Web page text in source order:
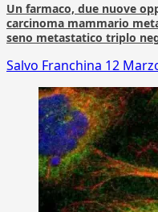
Un farmaco, due nuove
carcinoma mammario
seno metastatico triplo
Salvo Franchina 12